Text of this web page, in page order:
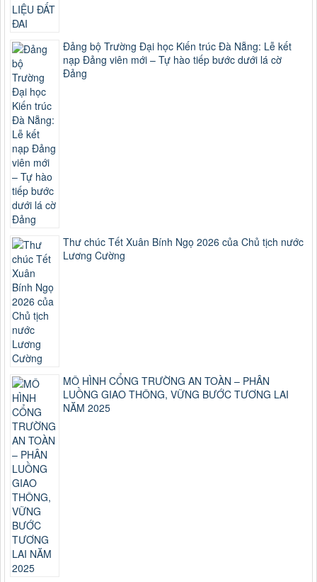
Đảng bộ Trường Đại học Kiến trúc Đà Nẵng: Lễ kết
nạp Đảng viên mới – Tự hào tiếp bước dưới lá cờ
Đảng
Thư chúc Tết Xuân Bính Ngọ 2026 của Chủ tịch nước
Lương Cường
MÔ HÌNH CỔNG TRƯỜNG AN TOÀN – PHÂN
LUỒNG GIAO THÔNG, VỮNG BƯỚC TƯƠNG LAI
NĂM 2025